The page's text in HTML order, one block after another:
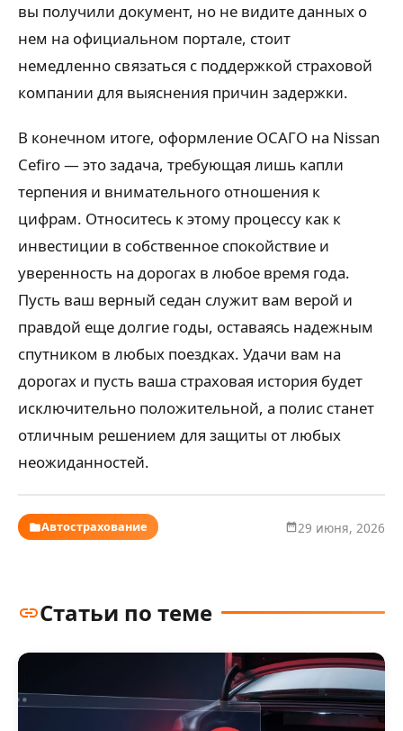
вы получили документ, но не видите данных о
нем на официальном портале, стоит
немедленно связаться с поддержкой страховой
компании для выяснения причин задержки.
В конечном итоге, оформление ОСАГО на Nissan
Cefiro — это задача, требующая лишь капли
терпения и внимательного отношения к
цифрам. Относитесь к этому процессу как к
инвестиции в собственное спокойствие и
уверенность на дорогах в любое время года.
Пусть ваш верный седан служит вам верой и
правдой еще долгие годы, оставаясь надежным
спутником в любых поездках. Удачи вам на
дорогах и пусть ваша страховая история будет
исключительно положительной, а полис станет
отличным решением для защиты от любых
неожиданностей.
Автострахование 29 июня, 2026
Статьи по теме